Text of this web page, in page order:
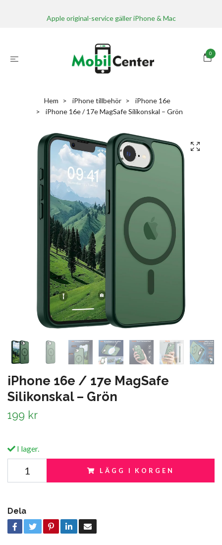
Apple original-service gäller iPhone & Mac
0
Hem iPhone tillbehör
iPhone 16e
iPhone 16e / 17e MagSafe Silikonskal – Grön
iPhone 16e / 17e MagSafe
Silikonskal – Grön
199 kr
I lager.
LÄGG I KORGEN
Dela